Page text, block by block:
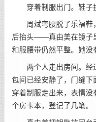
穿着制服出门。鞋子
周斌弯腰脱了乐福鞋
后抬头——真由美在镜子
和服腰带仍然平整。她没
两个人走出房间。经
包间已经安静了，门缝
穿着制服走出来，表情
个房卡本，登记了几笔。